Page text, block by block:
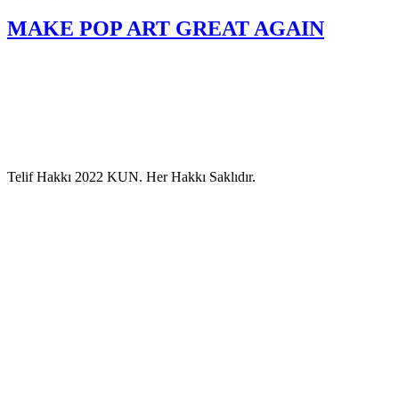
MAKE POP ART GREAT AGAIN
Telif Hakkı 2022 KUN. Her Hakkı Saklıdır.